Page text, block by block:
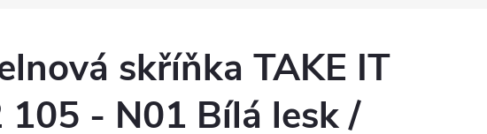
skříňka TAKE IT
105 - N01 Bílá lesk /